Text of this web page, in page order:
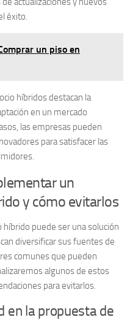
éxito.
un piso en
híbridos destacan la
en un mercado
las empresas pueden
para satisfacer las
un
y cómo evitarlos
puede ser una solución
diversificar sus fuentes de
comunesque pueden
algunos de estos
para evitarlos.
en la propuesta de